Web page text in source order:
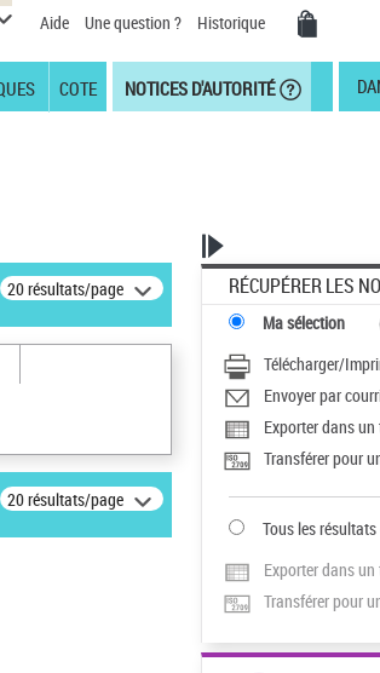
Aide Une question ? Historique
COTE NOTICES D'AUTORITÉ
20 résultats/page
20 résultats/page
RÉCUPÉRER LES
Ma sélection
Télécharger/
Envoyer par
Exporter dans
Transférer pour
Tous les résultats
Exporter dans
Transférer pour